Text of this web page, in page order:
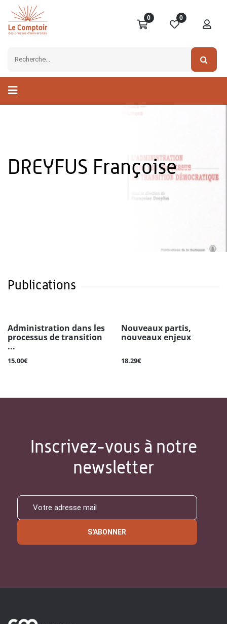
0 0
DREYFUS Françoise
Publications
Administration dans les
processus de transition
...
15.00€
Nouveaux partis,
nouveaux enjeux
18.29€
Inscrivez-vous à notre
newsletter
S'ABONNER